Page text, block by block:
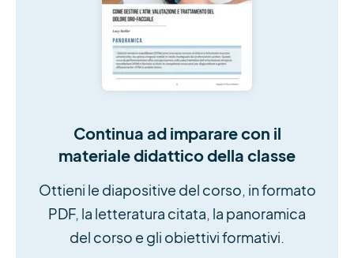
Continua ad imparare con il
materiale didattico della classe
Ottieni le diapositive del corso, in formato
PDF, la letteratura citata, la panoramica
del corso e gli obiettivi formativi.